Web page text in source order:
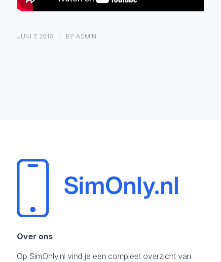
JUNI 7, 2016 / BY ADMIN
Over ons
Op SimOnly.nl vind je een compleet overzicht van